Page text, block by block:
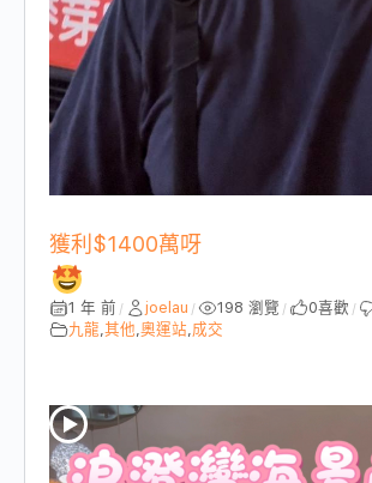
獲利$1400萬呀
1 年 前 / joelau / 198 瀏覽 / 0喜歡 /
九龍,其他,奧運站,成交